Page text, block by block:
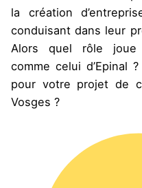
la création
conduisant dans leur
Alors quel rôle joue
comme celui d’Epinal
pour votre projet de
Vosges ?